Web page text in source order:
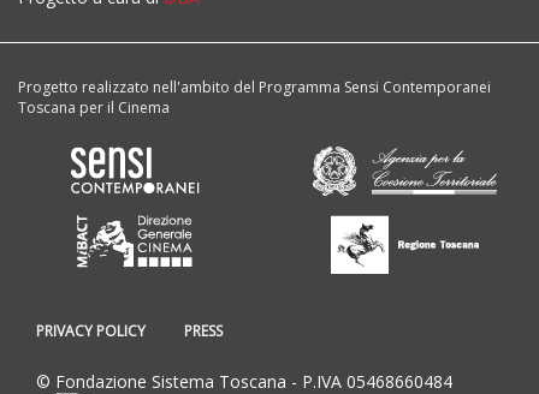
Progetto realizzato nell'ambito del Programma Sensi Contemporanei
Toscana per il Cinema
PRIVACY POLICY PRESS
© Fondazione Sistema Toscana - P.IVA 05468660484